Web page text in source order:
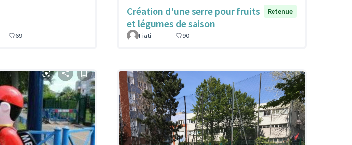
69
Création d'une serre pour fruits
et légumes de saison
Retenue
Fiati 90